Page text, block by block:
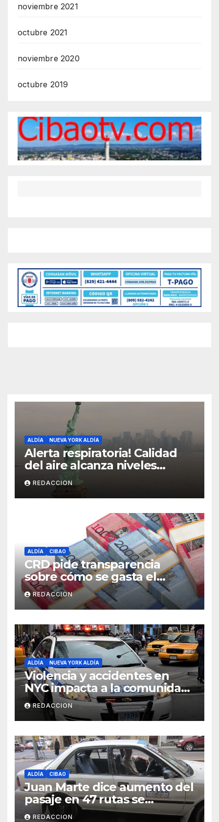
noviembre 2021
octubre 2021
noviembre 2020
octubre 2019
ALDÍA NUEVA YORK ALDÍA
Alerta respiratoria! Calidad
del aire alcanza niveles
peligrosos en NYC
REDACCION
ALDÍA CIBAO
CRD pide transparencia
sobre cómo se gasta el
dinero del Seguro Familiar de
Salud
REDACCION
ALDÍA NUEVA YORK ALDÍA
Violencia y accidentes en
NYC impacta a la comunidad
dominicana
REDACCION
ALDÍA CIBAO
Juan Marte dice aumento del
pasaje en 47 rutas se
mantiene
REDACCION